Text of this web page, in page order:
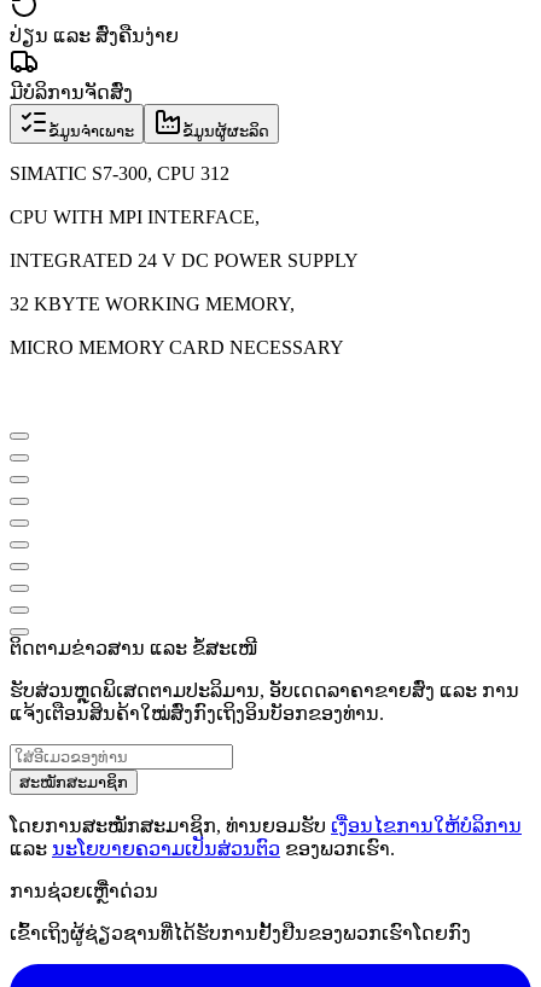
ປ່ຽນ ແລະ ສົ່ງຄືນງ່າຍ
ມີບໍລິການຈັດສົ່ງ
ຂໍ້ມູນຈຳເພາະ ຂໍ້ມູນຜູ້ຜະລິດ
SIMATIC S7-300, CPU 312
CPU WITH MPI INTERFACE,
INTEGRATED 24 V DC POWER SUPPLY
32 KBYTE WORKING MEMORY,
MICRO MEMORY CARD NECESSARY
ຕິດຕາມຂ່າວສານ ແລະ ຂໍ້ສະເໜີ
ຮັບສ່ວນຫຼຸດພິເສດຕາມປະລິມານ, ອັບເດດລາຄາຂາຍສົ່ງ ແລະ ການ
ແຈ້ງເຕືອນສິນຄ້າໃໝ່ສົ່ງກົງເຖິງອິນບັອກຂອງທ່ານ.
ສະໝັກສະມາຊິກ
ໂດຍການສະໝັກສະມາຊິກ, ທ່ານຍອມຮັບ ເງື່ອນໄຂການໃຫ້ບໍລິການ
ແລະ ນະໂຍບາຍຄວາມເປັນສ່ວນຕົວ ຂອງພວກເຮົາ.
ການຊ່ວຍເຫຼືໍາດ່ວນ
ເຂົ້າເຖິງຜູ້ຊ່ຽວຊານທີ່ໄດ້ຮັບການຢັ້ງຢືນຂອງພວກເຮົາໂດຍກົງ